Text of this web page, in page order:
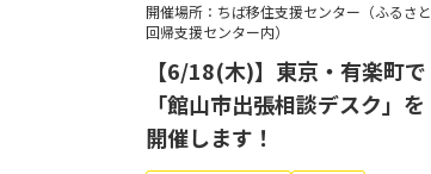
開催場所：ちば移住支援センター（ふるさと
回帰支援センター内）
【6/18(木)】東京・有楽町で
「館山市出張相談デスク」を
開催します！